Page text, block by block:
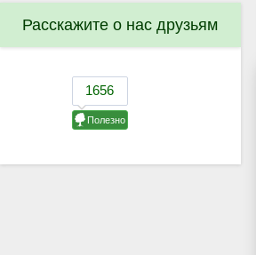
Расскажите о нас друзьям